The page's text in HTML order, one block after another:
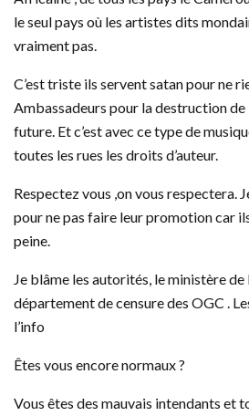
le seul pays où les artistes dits
vraiment pas.
C’est triste ils servent satan pour ne
Ambassadeurs pour la destruction
future. Et c’est avec ce type de
toutes les rues les droits d’auteur.
Respectez vous ,on vous respectera.
pour ne pas faire leur promotion car ils
peine.
Je blâme les autorités, le ministère de
département de censure des OGC .
l’info
Êtes vous encore normaux ?
Vous êtes des mauvais intendants et